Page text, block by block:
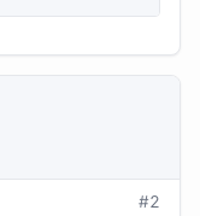
#2